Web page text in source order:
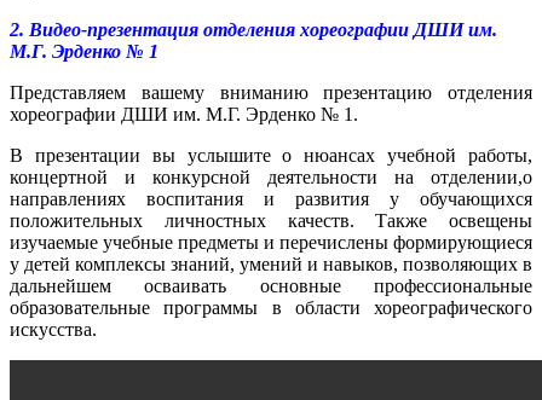
2. Видео-презентация отделения хореографии ДШИ им.
М.Г. Эрденко № 1
Представляем вашему вниманию презентацию отделения
хореографии ДШИ им. М.Г. Эрденко № 1.
В презентации вы услышите о нюансах учебной работы,
концертной и конкурсной деятельности на отделении,о
направлениях воспитания и развития у обучающихся
положительных личностных качеств. Также освещены
изучаемые учебные предметы и перечислены формирующиеся
у детей комплексы знаний, умений и навыков, позволяющих в
дальнейшем осваивать основные профессиональные
образовательные программы в области хореографического
искусства.